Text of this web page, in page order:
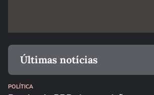
Últimas notícias
POLÍTICA